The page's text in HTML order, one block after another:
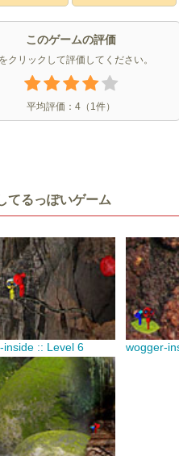
このゲームの評価
クリックして評価してください。
平均評価： 4 （ 1 件）
てるっぽいゲーム
inside :: Level 6 wogger-